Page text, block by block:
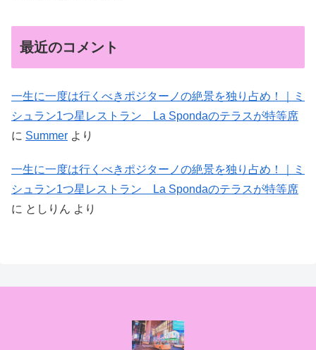
最近のコメント
一生に一度は行くべきポジターノの絶景を独り占め！｜ミ
シュラン1つ星レストラン La Spondaのテラスが特等席
に Summer より
一生に一度は行くべきポジターノの絶景を独り占め！｜ミ
シュラン1つ星レストラン La Spondaのテラスが特等席
に としりん より